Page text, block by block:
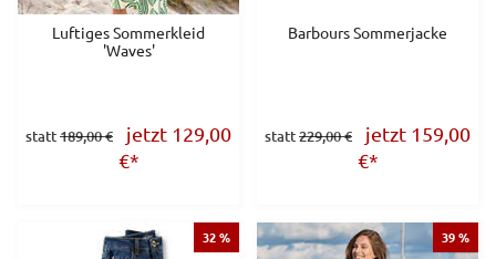
Luftiges Sommerkleid
'Waves'
statt189,00 €
jetzt 129,00
€*
Barbours Sommerjacke
statt229,00 €
jetzt 159,00
€*
32 % 39 %